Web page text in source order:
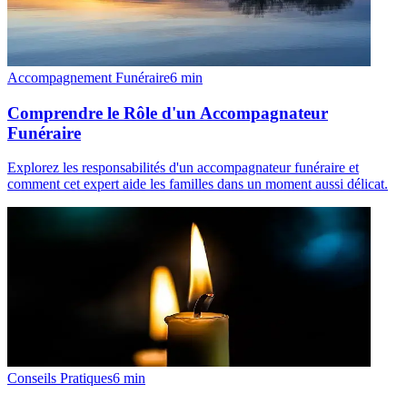
Accompagnement Funéraire6 min
Comprendre le Rôle d'un Accompagnateur
Funéraire
Explorez les responsabilités d'un accompagnateur funéraire et
comment cet expert aide les familles dans un moment aussi délicat.
Conseils Pratiques6 min